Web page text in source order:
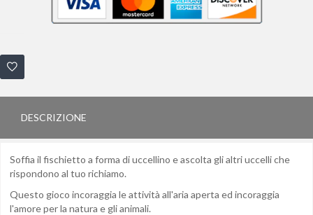
DESCRIZIONE
Soffia il fischietto a forma di uccellino e ascolta gli altri uccelli che
rispondono al tuo richiamo.
Questo gioco incoraggia le attività all'aria aperta ed incoraggia
l'amore per la natura e gli animali.